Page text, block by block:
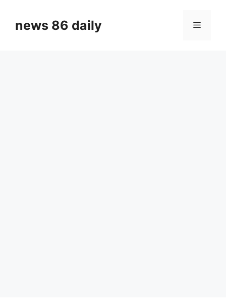
contentnews 86 daily Menu